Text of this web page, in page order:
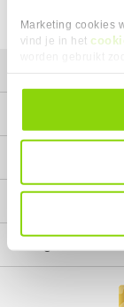
Marketing cookies
vind je in het
alle cookies. Je
door in de footer